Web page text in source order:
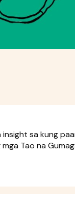
insight sa kung
Tao na